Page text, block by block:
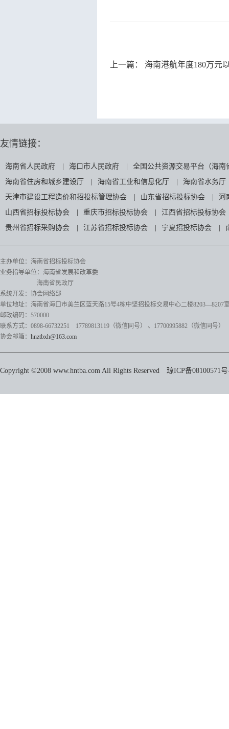
上一篇： 海南港航年度180万元
友情链接：
海南省人民政府 海口市人民政府
全国公共资源交易平台（海南
海南省住房和城乡建设厅
海南省工业和信息化厅
海南省水务厅
天津市建设工程造价和招投标管理协会
山东省招标投标协会
河
山西省招标投标协会
重庆市招标投标协会
江西省招标投标协会
贵州省招标采购协会
江苏省招标投标协会 宁夏招投标协会
主办单位：海南省招标投标协会
业务指导单位：海南省发展和改革委
海南省民政厅
系统开发：协会网络部
单位地址：海南省海口市美兰区蓝天路15号4栋中坚招投标交易中心二楼8203—8207
邮政编码：570000
联系方式：0898-66732251 17789813119（微信同号）
、17700995882 （微信同号）
协会邮箱： hnztbxh@163.com
Copyright ©2008 www.hntba.com All Rights Reserved 琼ICP备08100571